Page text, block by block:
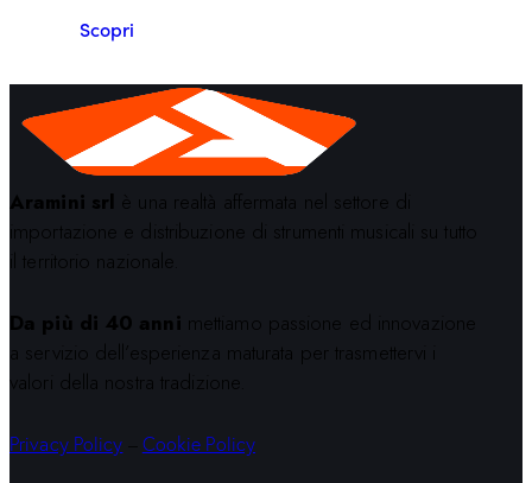
Scopri
Aramini srl è una realtà affermata nel settore di
importazione e distribuzione di strumenti musicali su tutto
il territorio nazionale.
Da più di 40 anni mettiamo passione ed innovazione
a servizio dell’esperienza maturata per trasmettervi i
valori della nostra tradizione.
Privacy Policy Cookie Policy